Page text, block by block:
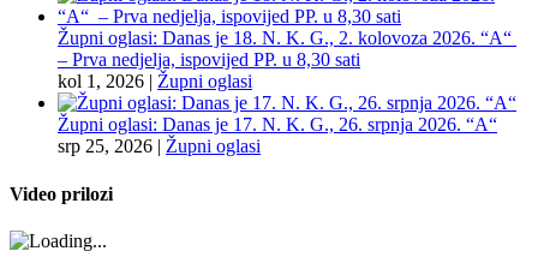
Župni oglasi: Danas je 18. N. K. G., 2. kolovoza 2026. “A“
– Prva nedjelja, ispovijed PP. u 8,30 sati
kol 1, 2026 | Župni oglasi
Župni oglasi: Danas je 17. N. K. G., 26. srpnja 2026. “A“
srp 25, 2026 | Župni oglasi
Video prilozi